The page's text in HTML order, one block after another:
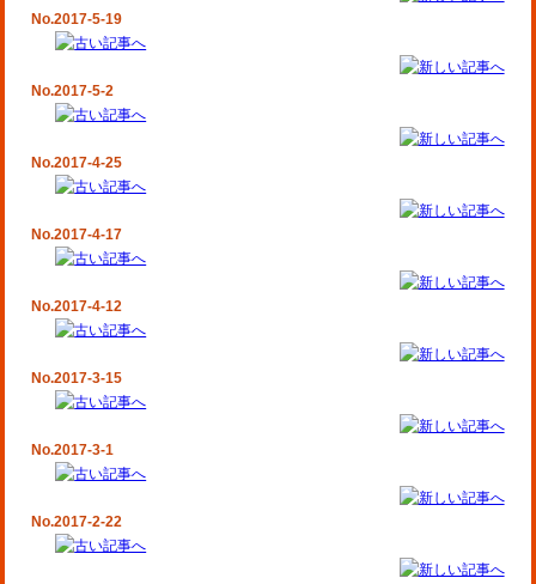
No.2017-5-19
No.2017-5-2
No.2017-4-25
No.2017-4-17
No.2017-4-12
No.2017-3-15
No.2017-3-1
No.2017-2-22